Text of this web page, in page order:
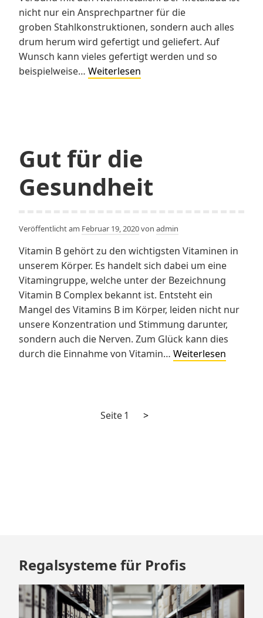
nicht nur ein Ansprechpartner für die
groben Stahlkonstruktionen, sondern auch alles
drum herum wird gefertigt und geliefert. Auf
Wunsch kann vieles gefertigt werden und so
beispielweise… Weiterlesen
Gut für die
Gesundheit
Veröffentlicht am Februar 19, 2020von admin
Vitamin B gehört zu den wichtigsten Vitaminen in
unserem Körper. Es handelt sich dabei um eine
Vitamingruppe, welche unter der Bezeichnung
Vitamin B Complex bekannt ist. Entsteht ein
Mangel des Vitamins B im Körper, leiden nicht nur
unsere Konzentration und Stimmung darunter,
sondern auch die Nerven. Zum Glück kann dies
durch die Einnahme von Vitamin… Weiterlesen
Seitennummerierung
Seite1
Nächste
>
Zum
Footer
springen
Regalsysteme für Profis